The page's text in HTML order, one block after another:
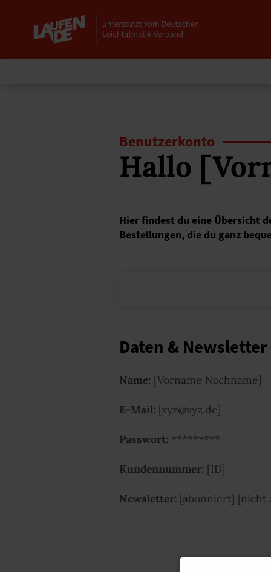
Benutzerkonto
Hallo
Hier findest du eine Übersicht
Bestellungen, die du ganz
Daten & Newsletter
Name: [Vorname Nachname]
E-Mail: [xyz@xyz.de]
Passwort: *********
Kundennummer: [ID]
Newsletter: [abonniert] [nicht